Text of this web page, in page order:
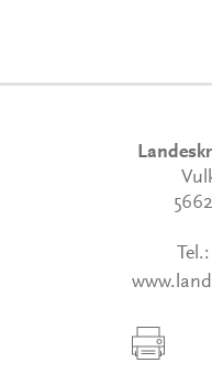
Tel.: